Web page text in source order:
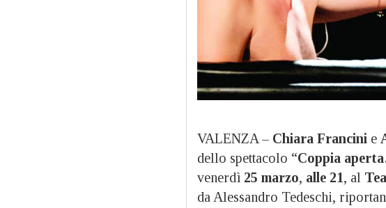
VALENZA – Chiara Francini e
dello spettacolo “Coppia
venerdì 25 marzo, alle 21, al
da Alessandro Tedeschi,